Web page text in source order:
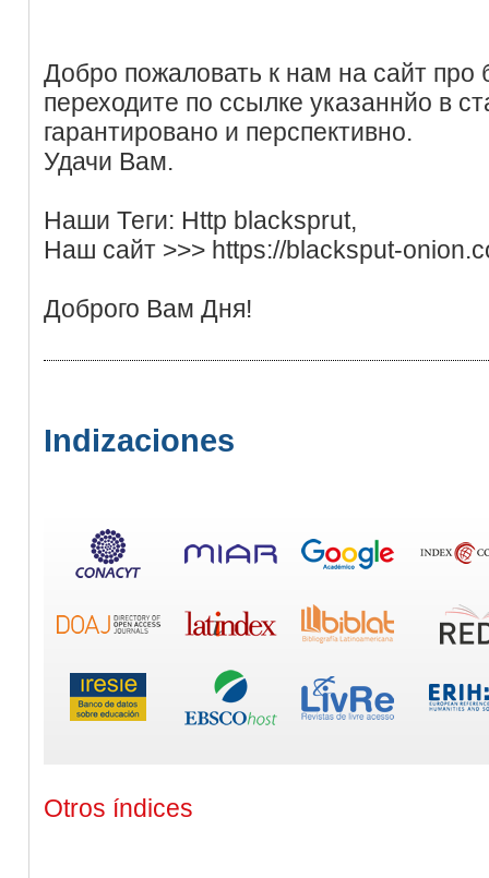
Добро пожаловать к нам на сайт про
переходите по ссылке указаннйо в
гарантировано и перспективно.
Удачи Вам.
Наши Теги: Http blacksprut,
Наш сайт >>> https://blacksput-
Доброго Вам Дня!
Indizaciones
Otros índices